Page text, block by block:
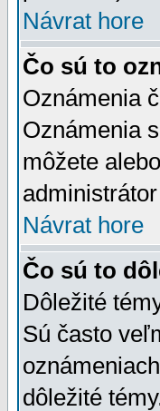
Návrat hore
Čo sú to
Oznámenia
Oznámenia
môžete
Návrat hore
Čo sú to
Dôležité
Sú často
dôležité